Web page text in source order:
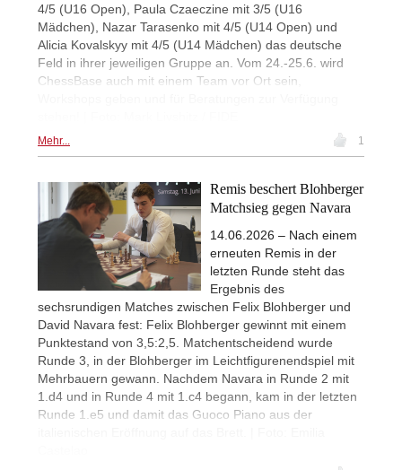
4/5 (U16 Open), Paula Czaeczine mit 3/5 (U16
Mädchen), Nazar Tarasenko mit 4/5 (U14 Open) und
Alicia Kovalskyy mit 4/5 (U14 Mädchen) das deutsche
Feld in ihrer jeweiligen Gruppe an. Vom 24.-25.6. wird
ChessBase auch mit einem Team vor Ort sein,
Mehr... 1
Remis beschert Blohberger
Matchsieg gegen Navara
14.06.2026 – Nach einem
erneuten Remis in der
letzten Runde steht das
Ergebnis des
sechsrundigen Matches zwischen Felix Blohberger und
David Navara fest: Felix Blohberger gewinnt mit einem
Punktestand von 3,5:2,5. Matchentscheidend wurde
Runde 3, in der Blohberger im Leichtfigurenendspiel mit
Mehrbauern gewann. Nachdem Navara in Runde 2 mit
1.d4 und in Runde 4 mit 1.c4 begann, kam in der letzten
Runde 1.e5 und damit das Guoco Piano aus der